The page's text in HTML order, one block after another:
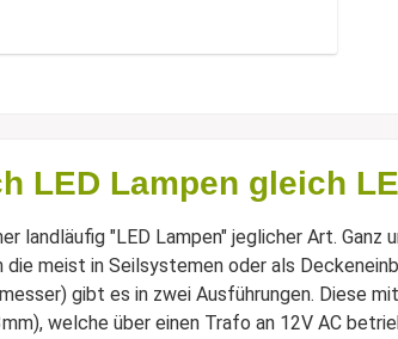
LED Lampen gleich
"LED Lampen" jeglicher Art. Ganz
die meist in Seilsystemen oder als
gibt es in zwei Ausführungen. Diese
welche über einen Trafo an 12V AC